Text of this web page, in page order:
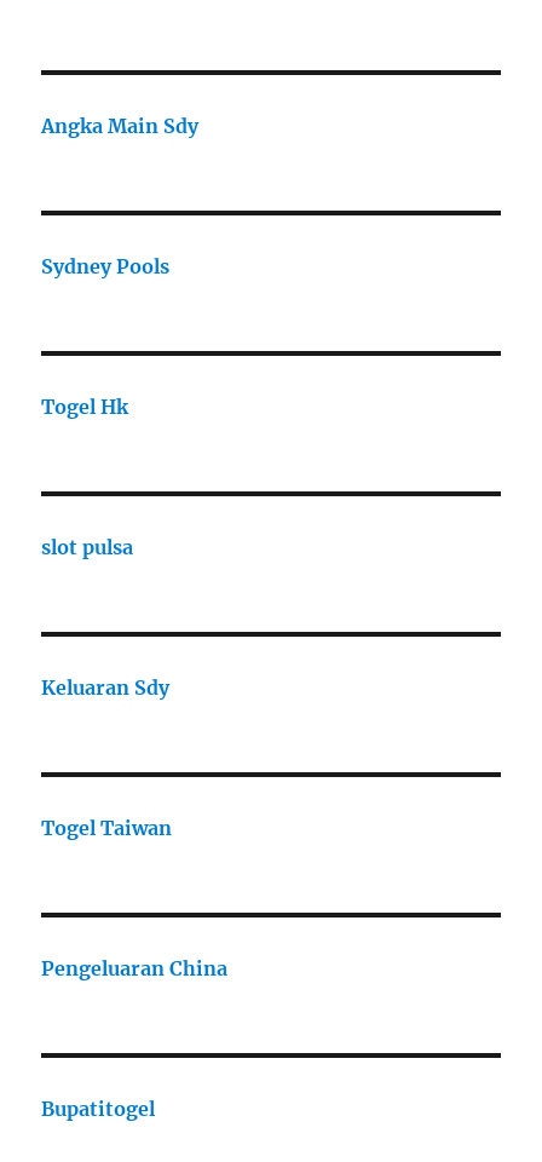
Angka Main Sdy
Sydney Pools
Togel Hk
slot pulsa
Keluaran Sdy
Togel Taiwan
Pengeluaran China
Bupatitogel